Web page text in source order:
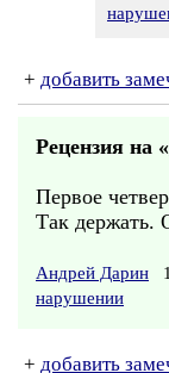
+ добавить
Рецензия на «
Первое
Так держать.
Андрей Дарин
нарушении
+ добавить